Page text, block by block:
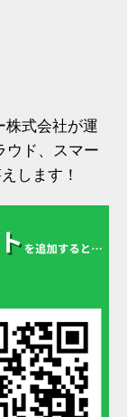
株式会社が運
ウド、スマー
します！